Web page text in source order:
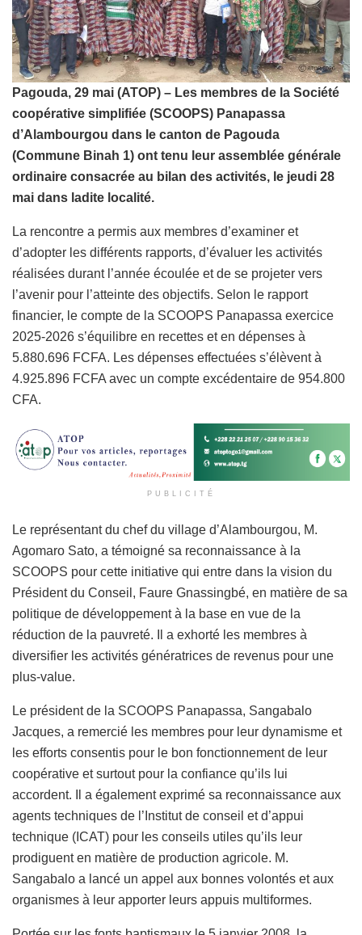
Pagouda, 29 mai (ATOP) – Les membres de la Société
coopérative simplifiée (SCOOPS) Panapassa
d’Alambourgou dans le canton de Pagouda
(Commune Binah 1) ont tenu leur assemblée générale
ordinaire consacrée au bilan des activités, le jeudi 28
mai dans ladite localité.
La rencontre a permis aux membres d’examiner et
d’adopter les différents rapports, d’évaluer les activités
réalisées durant l’année écoulée et de se projeter vers
l’avenir pour l’atteinte des objectifs. Selon le rapport
financier, le compte de la SCOOPS Panapassa exercice
2025-2026 s’équilibre en recettes et en dépenses à
5.880.696 FCFA. Les dépenses effectuées s’élèvent à
4.925.896 FCFA avec un compte excédentaire de 954.800
CFA.
PUBLICITÉ
Le représentant du chef du village d’Alambourgou, M.
Agomaro Sato, a témoigné sa reconnaissance à la
SCOOPS pour cette initiative qui entre dans la vision du
Président du Conseil, Faure Gnassingbé, en matière de sa
politique de développement à la base en vue de la
réduction de la pauvreté. Il a exhorté les membres à
diversifier les activités génératrices de revenus pour une
plus-value.
Le président de la SCOOPS Panapassa, Sangabalo
Jacques, a remercié les membres pour leur dynamisme et
les efforts consentis pour le bon fonctionnement de leur
coopérative et surtout pour la confiance qu’ils lui
accordent. Il a également exprimé sa reconnaissance aux
agents techniques de l’Institut de conseil et d’appui
technique (ICAT) pour les conseils utiles qu’ils leur
prodiguent en matière de production agricole. M.
Sangabalo a lancé un appel aux bonnes volontés et aux
organismes à leur apporter leurs appuis multiformes.